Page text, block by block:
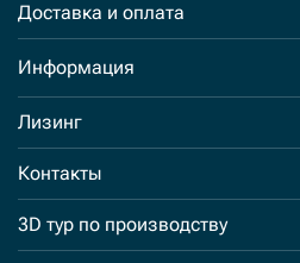
Доставка и оплата
Информация
Лизинг
Контакты
3D тур по производству